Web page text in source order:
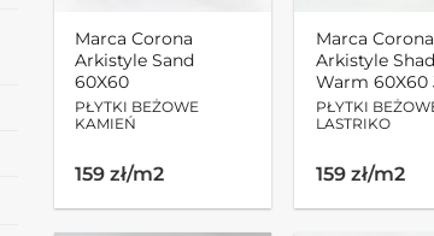
Marca Corona
Arkistyle Sand
60X60
PŁYTKI BEŻOWE
KAMIEŃ
159 zł/m2
Marca Corona
Arkistyle
Warm 60X60
PŁYTKI
LASTRIKO
159 zł/m2